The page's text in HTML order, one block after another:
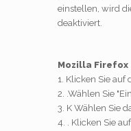
einstellen, wird
deaktiviert.
Mozilla Firefox
1. Klicken Sie auf
2. .Wählen Sie
3. K Wählen Sie
4. . Klicken Sie